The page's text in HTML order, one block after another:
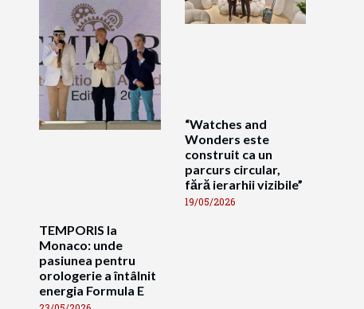
TEMPORIS la
Monaco: unde
pasiunea pentru
orologerie a întâlnit
energia Formula E
“Watches and
Wonders este
construit ca un
parcurs circular,
fără ierarhii vizibile”
19/05/2026